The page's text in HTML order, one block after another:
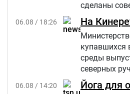
сделаны
06.08 / 18:26 На
купавшихся
среды
северных
06.08 / 14:20 Йога для